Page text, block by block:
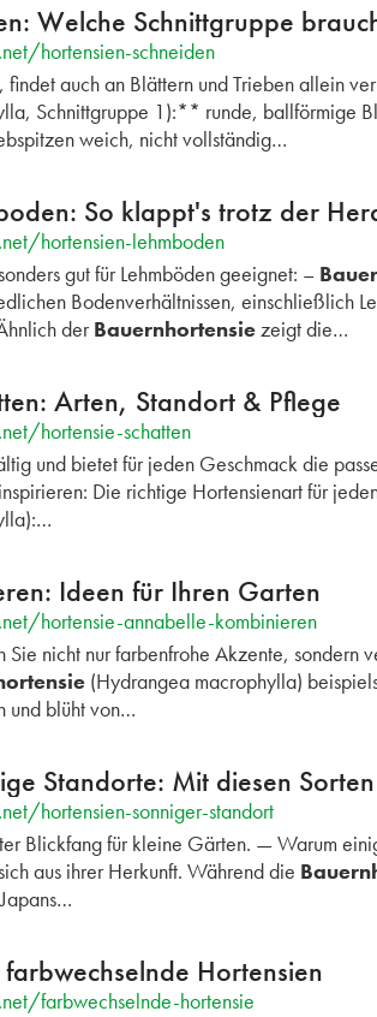
Welche Schnittgruppe
hortensien-schneiden
auch an Blättern und Trieben allein
Schnittgruppe 1):** runde, ballförmige
weich, nicht vollständig…
So klappt's trotz der
hortensien-lehmboden
gut für Lehmböden geeignet: –
Bodenverhältnissen, einschließlich
derBauernhortensie zeigt die…
Arten, Standort & Pflege
hortensie-schatten
und bietet für jeden Geschmack die
Die richtige Hortensienart für
Ideen für Ihren Garten
hortensie-annabelle-kombinieren
nicht nur farbenfrohe Akzente, sondern
(Hydrangea macrophylla)
und blüht von…
Standorte: Mit diesen
hortensien-sonniger-standort
Blickfang für kleine Gärten. — Warum
aus ihrer Herkunft. Während die
Hortensien
farbwechselnde-hortensie